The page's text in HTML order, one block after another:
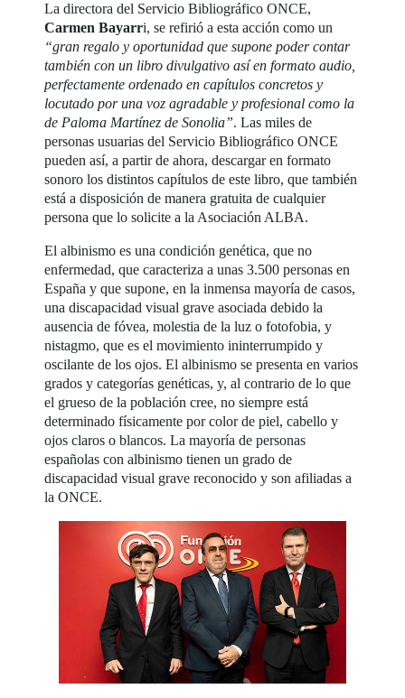
La directora del Servicio Bibliográfico ONCE,
Carmen Bayarri, se refirió a esta acción como un
“gran regalo y oportunidad que supone poder contar
también con un libro divulgativo así en formato audio,
perfectamente ordenado en capítulos concretos y
locutado por una voz agradable y profesional como la
de Paloma Martínez de Sonolia”. Las miles de
personas usuarias del Servicio Bibliográfico ONCE
pueden así, a partir de ahora, descargar en formato
sonoro los distintos capítulos de este libro, que también
está a disposición de manera gratuita de cualquier
persona que lo solicite a la Asociación ALBA.
El albinismo es una condición genética, que no
enfermedad, que caracteriza a unas 3.500 personas en
España y que supone, en la inmensa mayoría de casos,
una discapacidad visual grave asociada debido la
ausencia de fóvea, molestia de la luz o fotofobia, y
nistagmo, que es el movimiento ininterrumpido y
oscilante de los ojos. El albinismo se presenta en varios
grados y categorías genéticas, y, al contrario de lo que
el grueso de la población cree, no siempre está
determinado físicamente por color de piel, cabello y
ojos claros o blancos. La mayoría de personas
españolas con albinismo tienen un grado de
discapacidad visual grave reconocido y son afiliadas a
la ONCE.